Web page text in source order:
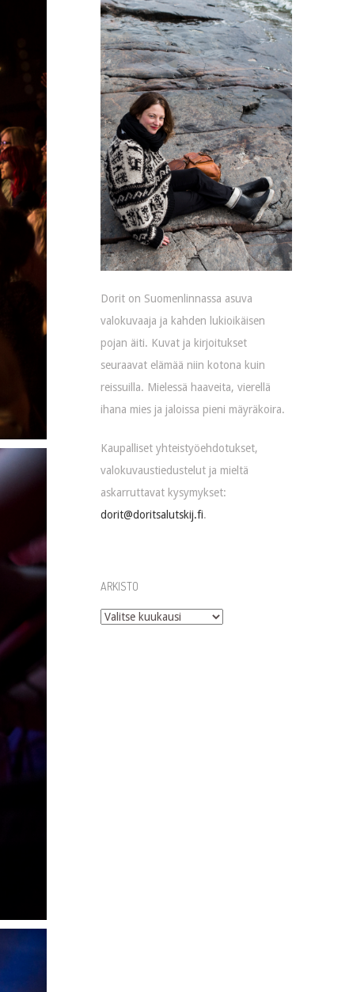
Dorit on Suomenlinnassa asuva
valokuvaaja ja kahden lukioikäisen
pojan äiti. Kuvat ja kirjoitukset
seuraavat elämää niin kotona kuin
reissuilla. Mielessä haaveita, vierellä
ihana mies ja jaloissa pieni mäyräkoira.
Kaupalliset yhteistyöehdotukset,
valokuvaustiedustelut ja mieltä
askarruttavat kysymykset:
dorit@doritsalutskij.fi.
ARKISTO
Arkisto